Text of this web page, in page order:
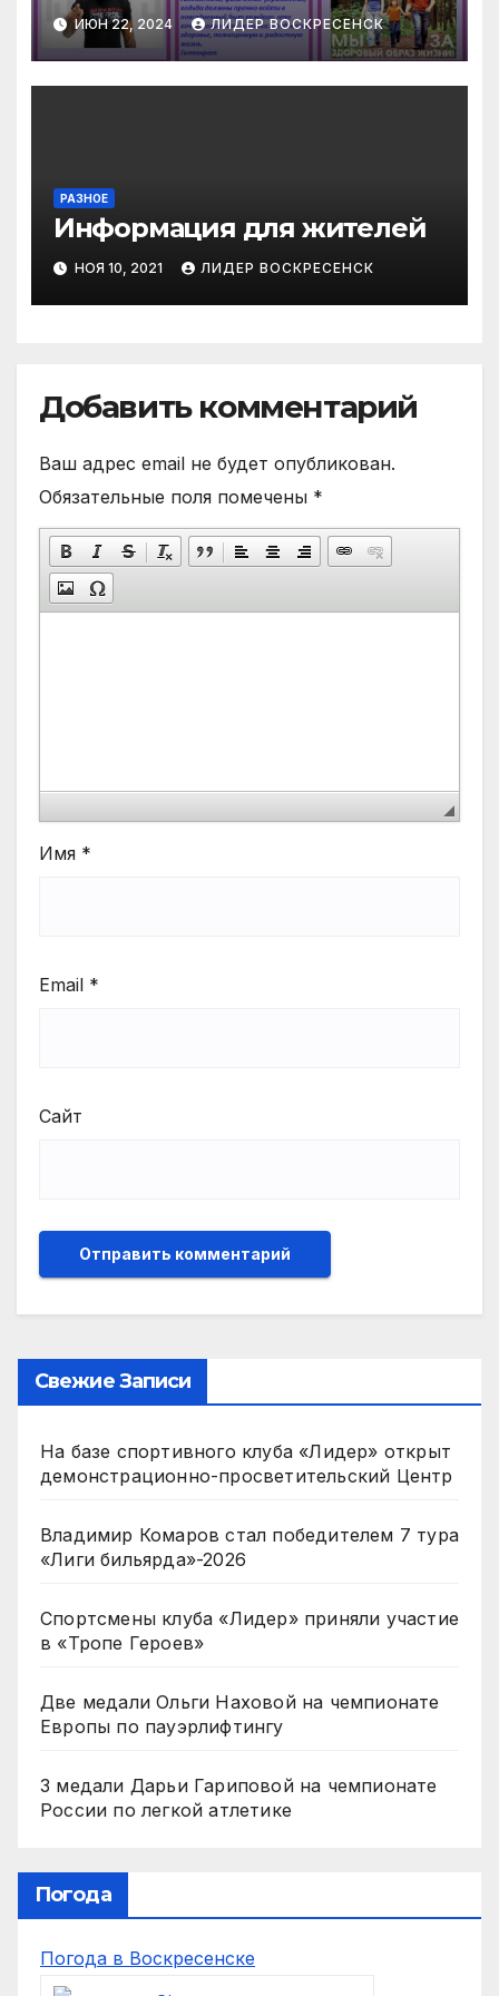
профилактика
наркомании»
ИЮН 22, 2024 ЛИДЕР ВОСКРЕСЕНСК
РАЗНОЕ
Информация для жителей
НОЯ 10, 2021 ЛИДЕР ВОСКРЕСЕНСК
Добавить комментарий
Ваш адрес email не будет опубликован.
Обязательные поля помечены *
Имя *
Email *
Сайт
Свежие Записи
На базе спортивного клуба «Лидер» открыт
демонстрационно-просветительский Центр
Владимир Комаров стал победителем 7 тура
«Лиги бильярда»-2026
Спортсмены клуба «Лидер» приняли участие
в «Тропе Героев»
Две медали Ольги Наховой на чемпионате
Европы по пауэрлифтингу
3 медали Дарьи Гариповой на чемпионате
России по легкой атлетике
Погода
Погода в Воскресенске